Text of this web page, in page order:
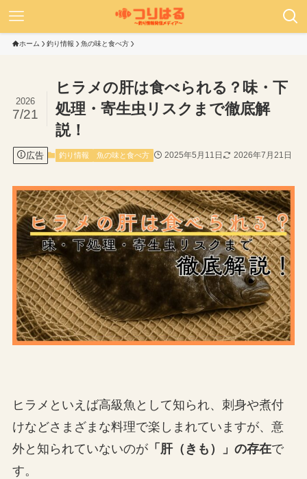
ホーム 釣り情報 魚の味と食べ方
ヒラメの肝は食べられる？味・下
処理・寄生虫リスクまで徹底解
説！
2026
7/21
広告 釣り情報 魚の味と食べ方 2025年5月11日 2026年7月21日
ヒラメといえば高級魚として知られ、刺身や煮付
けなどさまざまな料理で楽しまれていますが、意
外と知られていないのが「肝（きも）」の存在で
す。